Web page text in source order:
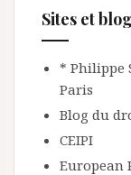
Sites et blog
* Philippe
Paris
Blog du
CEIPI
European